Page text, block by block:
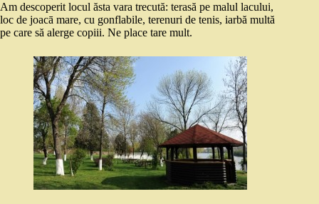
Am descoperit locul ăsta vara trecută: terasă pe malul lacului,
loc de joacā mare, cu gonflabile, terenuri de tenis, iarbă multă
pe care să alerge copiii. Ne place tare mult.